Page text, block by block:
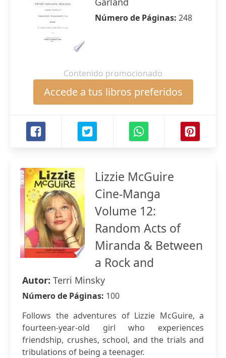
Número de Páginas: 248
Contenido promocionado
Accede a tus libros preferidos
Lizzie McGuire
Cine-Manga
Volume 12:
Random Acts of
Miranda & Between
a Rock and
Autor: Terri Minsky
Número de Páginas: 100
Follows the adventures of Lizzie McGuire, a
fourteen-year-old girl who experiences
friendship, crushes, school, and the trials and
tribulations of being a teenager.